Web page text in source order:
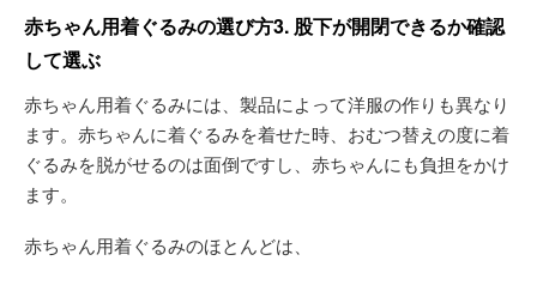
赤ちゃん用着ぐるみの選び方3. 股下が開閉できるか確認
して選ぶ
赤ちゃん用着ぐるみには、製品によって洋服の作りも異なり
ます。赤ちゃんに着ぐるみを着せた時、おむつ替えの度に着
ぐるみを脱がせるのは面倒ですし、赤ちゃんにも負担をかけ
ます。
赤ちゃん用着ぐるみのほとんどは、